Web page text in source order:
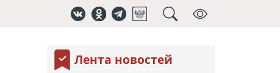
Лента новостей